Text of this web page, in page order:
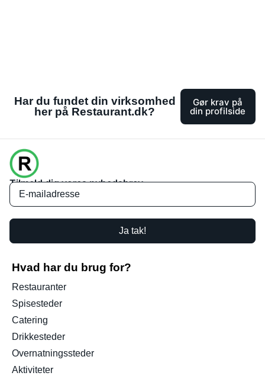
Har du fundet din virksomhed
her på Restaurant.dk?
Gør krav på
din profilside
Tilmeld dig vores nyhedsbrev
Ja tak!
Hvad har du brug for?
Restauranter
Spisesteder
Catering
Drikkesteder
Overnatningssteder
Aktiviteter